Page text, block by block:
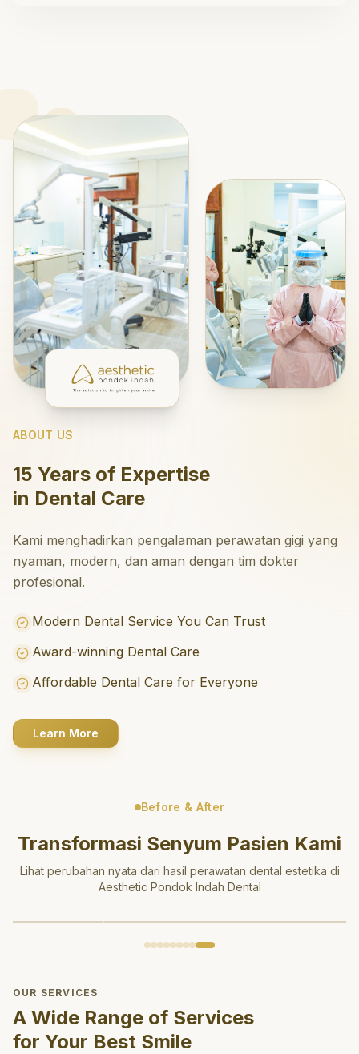
ABOUT US
15 Years of Expertise
in Dental Care
Kami menghadirkan pengalaman perawatan gigi yang
nyaman, modern, dan aman dengan tim dokter
profesional.
Modern Dental Service You Can Trust
Award-winning Dental Care
Affordable Dental Care for Everyone
Learn More
Before & After
Transformasi Senyum Pasien Kami
Lihat perubahan nyata dari hasil perawatan dental estetika di
Aesthetic Pondok Indah Dental
OUR SERVICES
A Wide Range of Services
for Your Best Smile